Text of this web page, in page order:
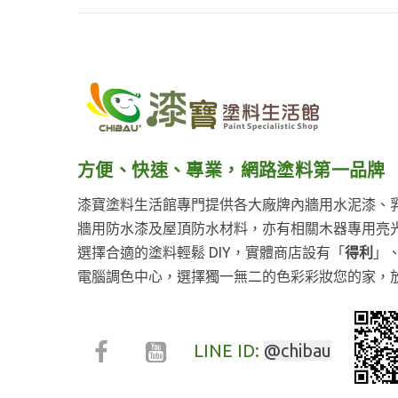
方便、快速、專業，網路塗料第一品牌
漆寶塗料生活館專門提供各大廠牌內牆用水泥漆、
牆用防水漆及屋頂防水材料，亦有相關木器專用亮
選擇合適的塗料輕鬆 DIY，實體商店設有「 得利 」
電腦調色中心，選擇獨一無二的色彩彩妝您的家，
LINE ID: @chibau